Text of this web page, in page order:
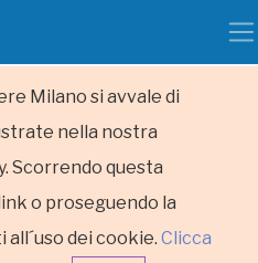
Milano si avvale di
nella nostra
Scorrendo questa
o proseguendo la
dei cookie. Clicca